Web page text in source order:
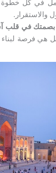
في كل
والاستقرار.
في قلب
هي فرصة